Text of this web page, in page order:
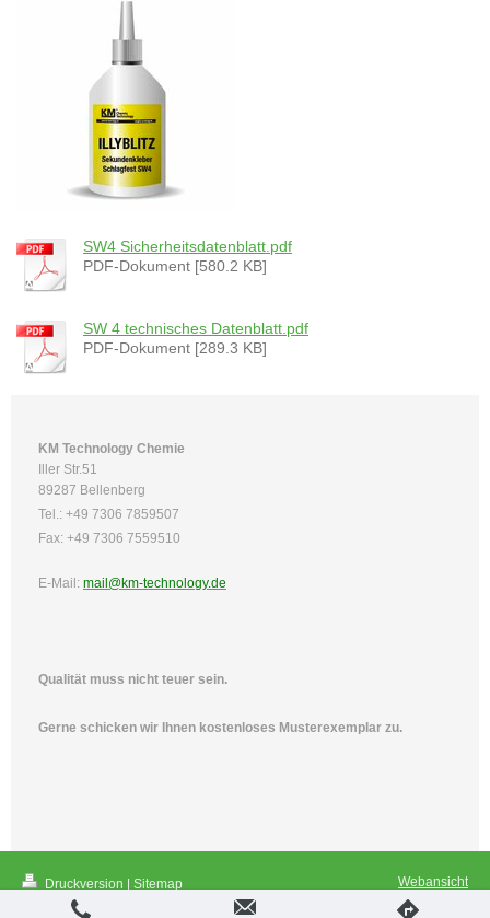
SW4 Sicherheitsdatenblatt.pdf
PDF-Dokument [580.2 KB]
SW 4 technisches Datenblatt.pdf
PDF-Dokument [289.3 KB]
KM Technology Chemie
Iller Str.51
89287 Bellenberg
Tel.: +49 7306 7859507
Fax: +49 7306 7559510
E-Mail: mail@km-technology.de
Qualität muss nicht teuer sein.
Gerne schicken wir Ihnen kostenloses Musterexemplar zu.
Druckversion Sitemap Webansicht